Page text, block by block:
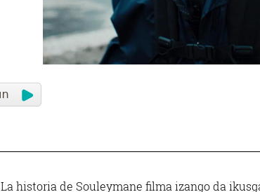
La historia de Souleymane filma izango da